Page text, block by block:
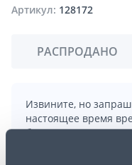
Артикул: 128172
РАСПРОДАНО
Извините, но
настоящее время
большого спроса.
альтернативы из